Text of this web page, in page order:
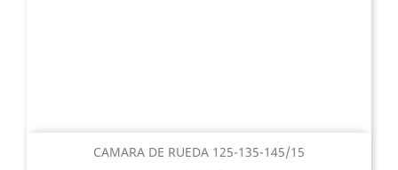
CAMARA DE RUEDA 125-135-145/15